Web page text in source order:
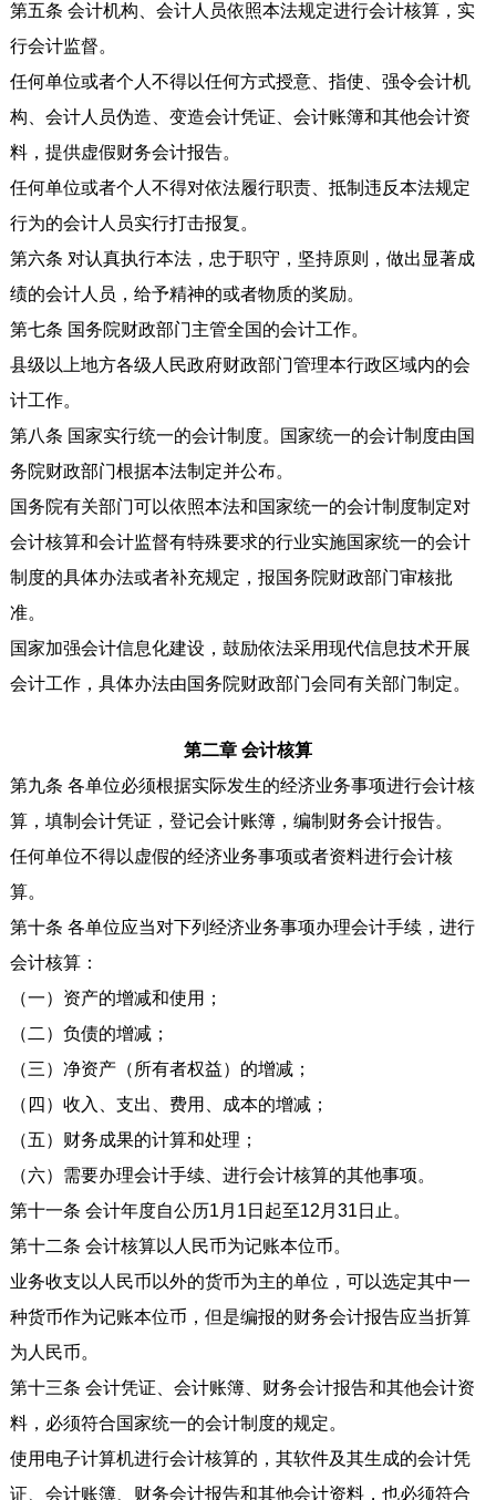
第五条 会计机构、会计人员依照本法规定进行会计核算，实
行会计监督。
任何单位或者个人不得以任何方式授意、指使、强令会计机
构、会计人员伪造、变造会计凭证、会计账簿和其他会计资
料，提供虚假财务会计报告。
任何单位或者个人不得对依法履行职责、抵制违反本法规定
行为的会计人员实行打击报复。
第六条 对认真执行本法，忠于职守，坚持原则，做出显著成
绩的会计人员，给予精神的或者物质的奖励。
第七条 国务院财政部门主管全国的会计工作。
县级以上地方各级人民政府财政部门管理本行政区域内的会
计工作。
第八条 国家实行统一的会计制度。国家统一的会计制度由国
务院财政部门根据本法制定并公布。
国务院有关部门可以依照本法和国家统一的会计制度制定对
会计核算和会计监督有特殊要求的行业实施国家统一的会计
制度的具体办法或者补充规定，报国务院财政部门审核批
准。
国家加强会计信息化建设，鼓励依法采用现代信息技术开展
会计工作，具体办法由国务院财政部门会同有关部门制定。
第二章 会计核算
第九条 各单位必须根据实际发生的经济业务事项进行会计核
算，填制会计凭证，登记会计账簿，编制财务会计报告。
任何单位不得以虚假的经济业务事项或者资料进行会计核
算。
第十条 各单位应当对下列经济业务事项办理会计手续，进行
会计核算：
（一）资产的增减和使用；
（二）负债的增减；
（三）净资产（所有者权益）的增减；
（四）收入、支出、费用、成本的增减；
（五）财务成果的计算和处理；
（六）需要办理会计手续、进行会计核算的其他事项。
第十一条 会计年度自公历1月1日起至12月31日止。
第十二条 会计核算以人民币为记账本位币。
业务收支以人民币以外的货币为主的单位，可以选定其中一
种货币作为记账本位币，但是编报的财务会计报告应当折算
为人民币。
第十三条 会计凭证、会计账簿、财务会计报告和其他会计资
料，必须符合国家统一的会计制度的规定。
使用电子计算机进行会计核算的，其软件及其生成的会计凭
证、会计账簿、财务会计报告和其他会计资料，也必须符合